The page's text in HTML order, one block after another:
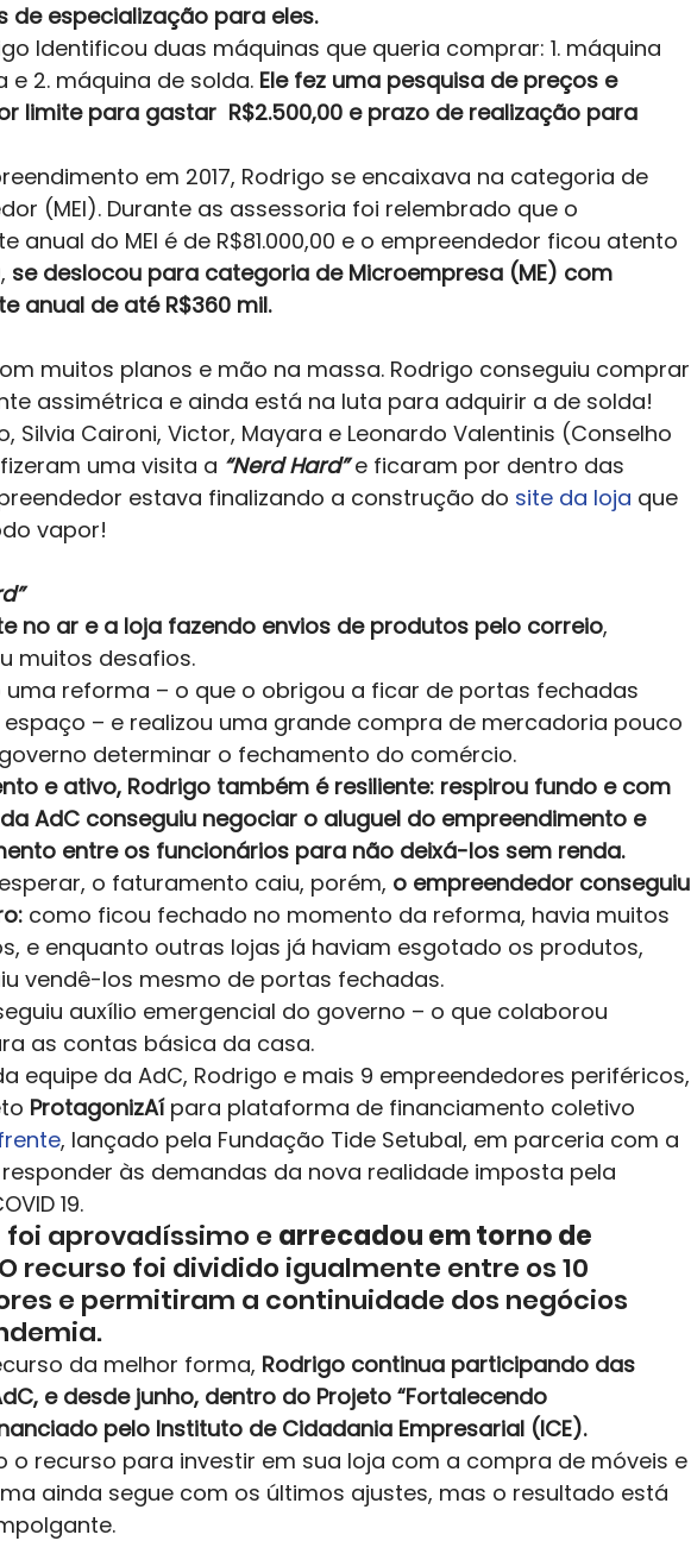
de especialização para eles.
Identificou duas máquinas que queria comprar: 1. máquina
2. máquina de solda. Ele fez uma pesquisa de preços e
limite para gastar  R$2.500,00 e prazo de realização para
em 2017, Rodrigo se encaixava na categoria de
(MEI). Durante as assessoria foi relembrado que o
anual do MEI é de R$81.000,00 e o empreendedor ficou atento
se deslocou para categoria de Microempresa (ME) com
anual de até R$360 mil.
muitos planos e mão na massa. Rodrigo conseguiu comprar
assimétrica e ainda está na luta para adquirir a de solda!
Silvia Caironi, Victor, Mayara e Leonardo Valentinis (Conselho
uma visita a “Nerd Hard” e ficaram por dentro das
estava finalizando a construção do site da loja que
vapor!
no ar e a loja fazendo envios de produtos pelo correio,
muitos desafios.
uma reforma – o que o obrigou a ficar de portas fechadas
– e realizou uma grande compra de mercadoria pouco
determinar o fechamento do comércio.
e ativo, Rodrigo também é resiliente: respirou fundo e com
AdC conseguiu negociar o aluguel do empreendimento e
entre os funcionários para não deixá-los sem renda.
o faturamento caiu, porém, o empreendedor conseguiu
como ficou fechado no momento da reforma, havia muitos
e enquanto outras lojas já haviam esgotado os produtos,
vendê-los mesmo de portas fechadas.
auxílio emergencial do governo – o que colaborou
as contas básica da casa.
equipe da AdC, Rodrigo e mais 9 empreendedores periféricos,
ProtagonizAí para plataforma de financiamento coletivo
, lançado pela Fundação Tide Setubal, em parceria com a
às demandas da nova realidade imposta pela
19.
foi aprovadíssimo e arrecadou em torno de
O recurso foi dividido igualmente entre os 10
e permitiram a continuidade dos negócios
da melhor forma, Rodrigo continua participando das
e desde junho, dentro do Projeto “Fortalecendo
pelo Instituto de Cidadania Empresarial (ICE).
o recurso para investir em sua loja com a compra de móveis e
ainda segue com os últimos ajustes, mas o resultado está